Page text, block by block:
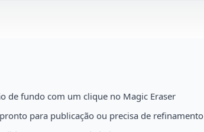
de fundo com um clique no Magic Eraser
para publicação ou precisa de refinamento